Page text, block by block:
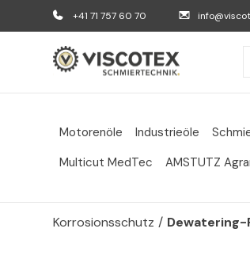
Hauptinhalt springen
Zur Suche springen
Zur Hauptnavigation springen
+41 71 757 60 70
Motorenöle Industrieöle
Multicut MedTec
AMSTUTZ
Korrosionsschutz / Dewatering-